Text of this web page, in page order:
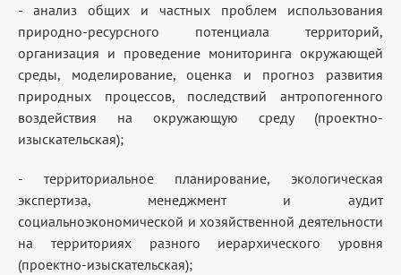
- анализ общих и частных проблем использования
природно-ресурсного потенциала территорий,
организация и проведение мониторинга окружающей
среды, моделирование, оценка и прогноз развития
природных процессов, последствий антропогенного
воздействия на окружающую среду (проектно-
изыскательская);
- территориальное планирование, экологическая
экспертиза, менеджмент и аудит
социальноэкономической и хозяйственной деятельности
на территориях разного иерархического уровня
(проектно-изыскательская);